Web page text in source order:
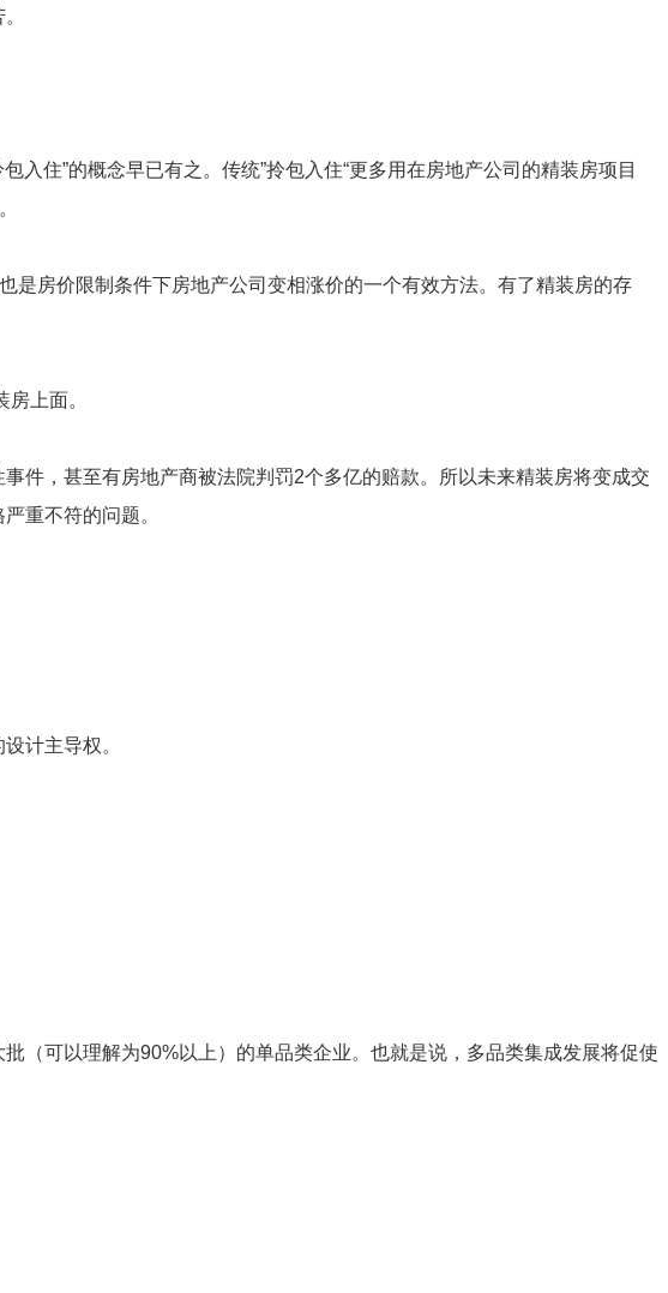
住”的概念早已有之。传统”拎包入住“更多用在房地产公司的精装房项目
是房价限制条件下房地产公司变相涨价的一个有效方法。有了精装房的存
上面。
件，甚至有房地产商被法院判罚2个多亿的赔款。所以未来精装房将变成交
重不符的问题。
计主导权。
（可以理解为90%以上）的单品类企业。也就是说，多品类集成发展将促使